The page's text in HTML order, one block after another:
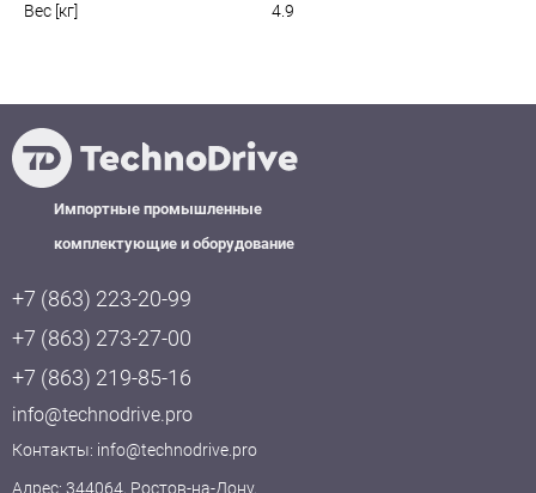
Вес [кг]
4.9
Импортные промышленные
комплектующие и оборудование
+7 (863) 223-20-99
+7 (863) 273-27-00
+7 (863) 219-85-16
info@technodrive.pro
Контакты: info@technodrive.pro
Адрес: 344064, Ростов-на-Дону,